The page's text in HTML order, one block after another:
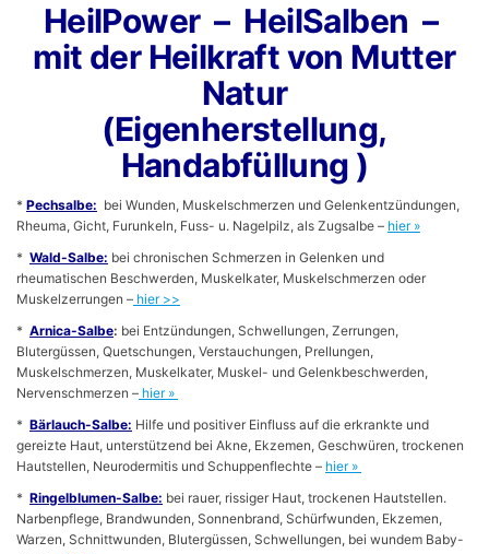
HeilPower – HeilSalben –
mit der Heilkraft von Mutter
Natur
(Eigenherstellung,
Handabfüllung )
* Pechsalbe: bei Wunden, Muskelschmerzen und Gelenkentzündungen,
Rheuma, Gicht, Furunkeln, Fuss- u. Nagelpilz, als Zugsalbe – hier »
* Wald-Salbe: bei chronischen Schmerzen in Gelenken und
rheumatischen Beschwerden, Muskelkater, Muskelschmerzen oder
Muskelzerrungen – hier >>
* Arnica-Salbe: bei Entzündungen, Schwellungen, Zerrungen,
Blutergüssen, Quetschungen, Verstauchungen, Prellungen,
Muskelschmerzen, Muskelkater, Muskel- und Gelenkbeschwerden,
Nervenschmerzen – hier »
* Bärlauch-Salbe: Hilfe und positiver Einfluss auf die erkrankte und
gereizte Haut, unterstützend bei Akne, Ekzemen, Geschwüren, trockenen
Hautstellen, Neurodermitis und Schuppenflechte – hier »
* Ringelblumen-Salbe: bei rauer, rissiger Haut, trockenen Hautstellen.
Narbenpflege, Brandwunden, Sonnenbrand, Schürfwunden, Ekzemen,
Warzen, Schnittwunden, Blutergüssen, Schwellungen, bei wundem Baby-